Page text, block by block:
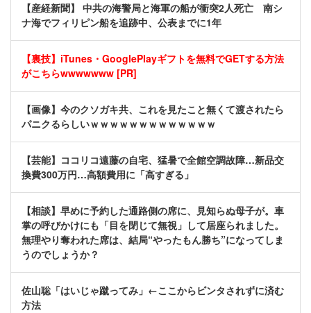
【産経新聞】 中共の海警局と海軍の船が衝突2人死亡 南シ
ナ海でフィリピン船を追跡中、公表までに1年
【裏技】iTunes・GooglePlayギフトを無料でGETする方法
がこちらwwwwwww [PR]
【画像】今のクソガキ共、これを見たこと無くて渡されたら
パニクるらしいｗｗｗｗｗｗｗｗｗｗｗｗｗ
【芸能】ココリコ遠藤の自宅、猛暑で全館空調故障…新品交
換費300万円…高額費用に「高すぎる」
【相談】早めに予約した通路側の席に、見知らぬ母子が。車
掌の呼びかけにも「目を閉じて無視」して居座られました。
無理やり奪われた席は、結局“やったもん勝ち”になってしま
うのでしょうか？
佐山聡「はいじゃ蹴ってみ」←ここからビンタされずに済む
方法